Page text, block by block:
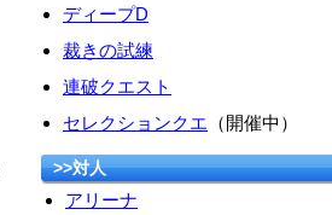
ディープD
裁きの試練
連破クエスト
セレクションクエ （開催中）
>>対人
アリーナ